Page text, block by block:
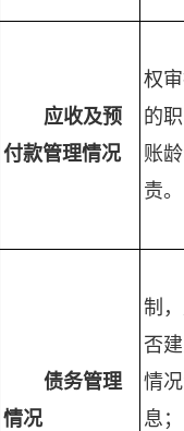
应收及预
付款管理情况
权
的
账
责。
债务管理
情况
制
否
情
息